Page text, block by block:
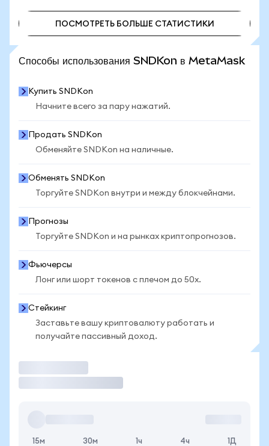
ПОСМОТРЕТЬ БОЛЬШЕ СТАТИСТИКИ
Способы использования SNDKon в MetaMask
Купить SNDKon
Начните всего за пару нажатий.
Продать SNDKon
Обменяйте SNDKon на наличные.
Обменять SNDKon
Торгуйте SNDKon внутри и между блокчейнами.
Прогнозы
Торгуйте SNDKon и на рынках криптопрогнозов.
Фьючерсы
Лонг или шорт токенов с плечом до 50x.
Стейкинг
Заставьте вашу криптовалюту работать и
получайте пассивный доход.
15м 30м 1ч 4ч 1Д